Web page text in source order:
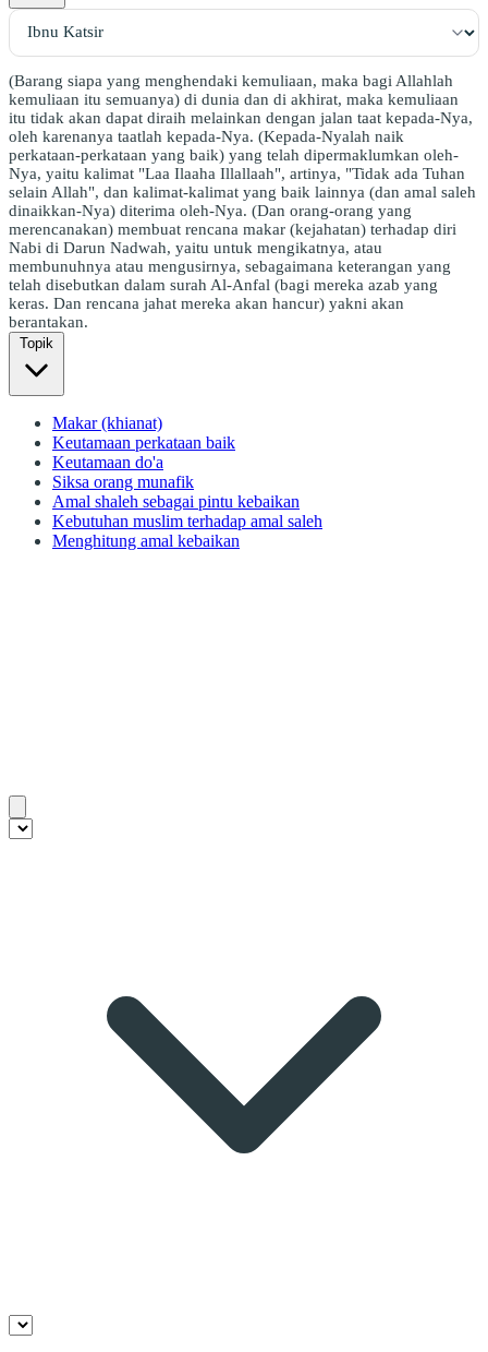
(Barang siapa yang menghendaki kemuliaan, maka bagi Allahlah
kemuliaan itu semuanya) di dunia dan di akhirat, maka kemuliaan
itu tidak akan dapat diraih melainkan dengan jalan taat kepada-Nya,
oleh karenanya taatlah kepada-Nya. (Kepada-Nyalah naik
perkataan-perkataan yang baik) yang telah dipermaklumkan oleh-
Nya, yaitu kalimat "Laa Ilaaha Illallaah", artinya, "Tidak ada Tuhan
selain Allah", dan kalimat-kalimat yang baik lainnya (dan amal saleh
dinaikkan-Nya) diterima oleh-Nya. (Dan orang-orang yang
merencanakan) membuat rencana makar (kejahatan) terhadap diri
Nabi di Darun Nadwah, yaitu untuk mengikatnya, atau
membunuhnya atau mengusirnya, sebagaimana keterangan yang
telah disebutkan dalam surah Al-Anfal (bagi mereka azab yang
keras. Dan rencana jahat mereka akan hancur) yakni akan
berantakan.
Topik
Makar (khianat)
Keutamaan perkataan baik
Keutamaan do'a
Siksa orang munafik
Amal shaleh sebagai pintu kebaikan
Kebutuhan muslim terhadap amal saleh
Menghitung amal kebaikan